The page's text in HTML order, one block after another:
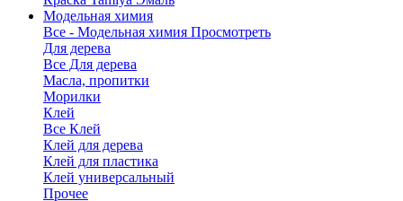
Модельная химия
Все - Модельная химия Просмотреть
Для дерева
Все Для дерева
Масла, пропитки
Морилки
Клей
Все Клей
Клей для дерева
Клей для пластика
Клей универсальный
Прочее